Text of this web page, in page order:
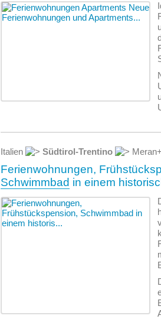
Italien Südtirol-Trentino
Ferienwohnungen,
Schwimmbad in einem